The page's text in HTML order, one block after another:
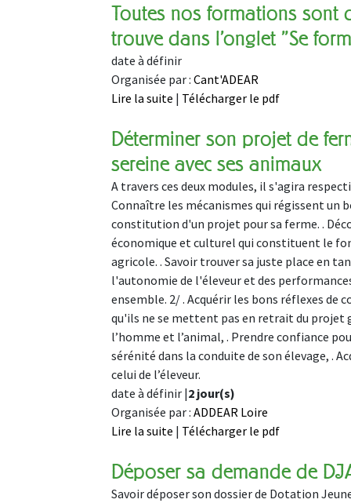
Toutes nos formations sont
trouve dans l'onglet "Se
date à définir
Organisée par : Cant'ADEAR
Lire la suite | Télécharger le pdf
Déterminer son projet de
sereine avec ses animaux
A travers ces deux modules, il s'agira
Connaître les mécanismes qui régissent un
constitution d'un projet pour sa ferme. .
économique et culturel qui constituent le
agricole. . Savoir trouver sa juste place en
l'autonomie de l'éleveur et des
ensemble. 2/ . Acquérir les bons réflexes
qu'ils ne se mettent pas en retrait du
l’homme et l’animal, . Prendre confiance
sérénité dans la conduite de son élevage, .
celui de l’éleveur.
date à définir |2 jour(s)
Organisée par : ADDEAR Loire
Lire la suite | Télécharger le pdf
Déposer sa demande de
Savoir déposer son dossier de Dotation